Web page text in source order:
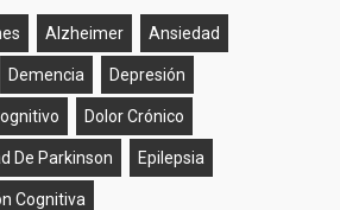
Alzheimer Ansiedad
Demencia Depresión
Dolor Crónico
De Parkinson Epilepsia
Cognitiva